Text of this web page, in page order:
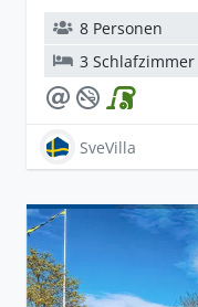
8 Personen
3 Schlafzimmer
SveVilla